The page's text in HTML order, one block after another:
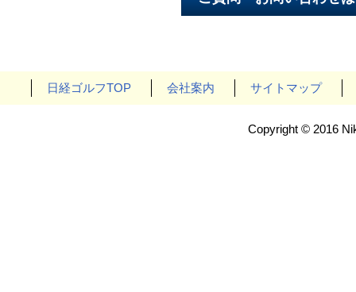
日経ゴルフTOP 会社案内 サイトマップ
Copyright © 2016